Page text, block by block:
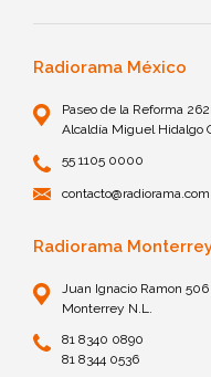
Radiorama México
Paseo de la Reforma
Alcaldía Miguel Hidalgo
55 1105 0000
Radiorama
Juan Ignacio Ramon
Monterrey N.L.
81 8340 0890
81 8344 0536